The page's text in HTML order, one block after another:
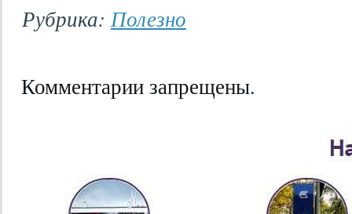
Рубрика: Полезно
Комментарии запрещены.